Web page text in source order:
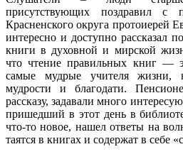
присутствующих поздравил с
Красненского округа протоиерей
интересно и доступно рассказал
книги в духовной и мирской
что чтение правильных книг —
самые мудрые учителя жизни,
мудрости и благодати.
рассказу, задавали много
пришедший в этот день в
что-то новое, нашел ответы на
таятся в книгах и содержат в себе